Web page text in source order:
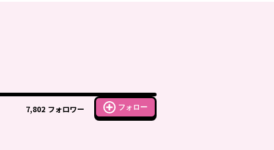
7,802 フォロワー フォロー